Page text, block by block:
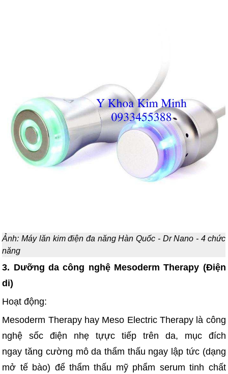
Ảnh: Máy lăn kim điện đa năng Hàn Quốc - Dr Nano - 4 chức
năng
3. Dưỡng da công nghệ Mesoderm Therapy (Điện
di)
Hoạt động:
Mesoderm Therapy hay Meso Electric Therapy là công
nghệ sốc điện nhẹ tựực tiếp trên da, mục đích
ngay tăng cường mô da thẩm thấu ngay lập tức (dạng
mở tế bào) để thẩm thấu mỹ phẩm serum tinh chất